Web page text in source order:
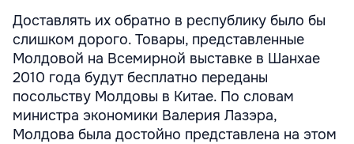
Доставлять их обратно в республику было бы
слишком дорого. Товары, представленные
Молдовой на Всемирной выставке в Шанхае
2010 года будут бесплатно переданы
посольству Молдовы в Китае. По словам
министра экономики Валерия Лазэра,
Молдова была достойно представлена на этом